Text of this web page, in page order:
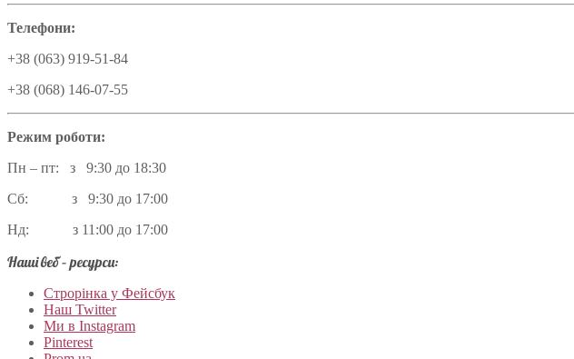
Телефони:
+38 (063) 919-51-84
+38 (068) 146-07-55
Режим роботи:
Пн – пт: з 9:30 до 18:30
Сб: з 9:30 до 17:00
Нд: з 11:00 до 17:00
Наші веб – ресурси:
Строрінка у Фейсбук
Наш Twitter
Ми в Instagram
Pinterest